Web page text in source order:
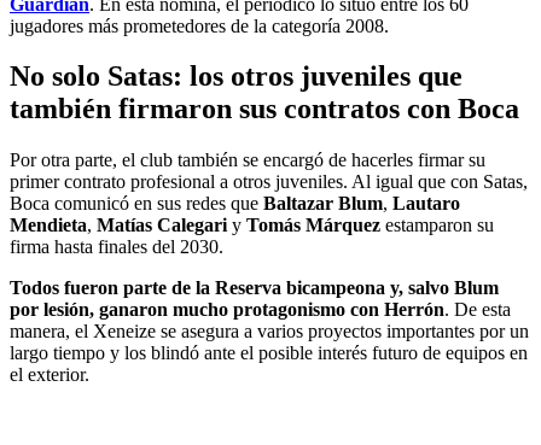
jugadores más prometedores de la categoría 2008.
No solo Satas: los otros juveniles que
también firmaron sus contratos con Boca
Por otra parte, el club también se encargó de hacerles firmar su
primer contrato profesional a otros juveniles. Al igual que con Satas,
Boca comunicó en sus redes que Baltazar Blum, Lautaro
Mendieta, Matías Calegari y Tomás Márquez estamparon su
firma hasta finales del 2030.
Todos fueron parte de la Reserva bicampeona y, salvo Blum
por lesión, ganaron mucho protagonismo con Herrón. De esta
manera, el Xeneize se asegura a varios proyectos importantes por un
largo tiempo y los blindó ante el posible interés futuro de equipos en
el exterior.